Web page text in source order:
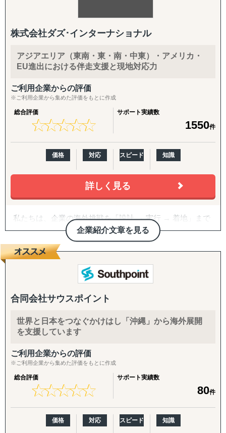
株式会社ダズ･インターナショナル
アジアエリア（東南・東・南・中東）・アメリカ・
EU進出における伴走支援と現地対応力
ご利用企業からの評価
※ご利用企業から集めた評価をもとに作成
総合評価
★★★★★
★★★★★
サポート実績数
1550件
価格 対応 スピード 知識
詳しく見る
企業紹介文章を見る
私たちは、企業の海外挑戦を「設計 → 実行 → 着地」まで
一気通貫で伴走支援します。
『どの国が最適か？』を見極めるゼロ→イチの意思決定か
進出後に必ず直面する現地でのマーケティング課題まで主
要各国に常駐するメンバーが、現地起点で一貫してサポー
トします。
これまでの支援歴は20年以上、実績は1,500社を超えまし
た。
継続して支援できる体制を構築しています。
------------------------------------
■ サポート対象国（グループ別）
↳ ASEAN主要国：タイ・ベトナム・マレーシア・カンボ
ジア・インドネシア・フィリピン・ラオス
↳ アジア（中華系）：日本・香港・シンガポール・台湾・
合同会社サウスポイント
世界と日本をつなぐかけはし「沖縄」から海外展開
を支援しています
ご利用企業からの評価
※ご利用企業から集めた評価をもとに作成
総合評価
★★★★★
★★★★★
サポート実績数
80件
価格 対応 スピード 知識